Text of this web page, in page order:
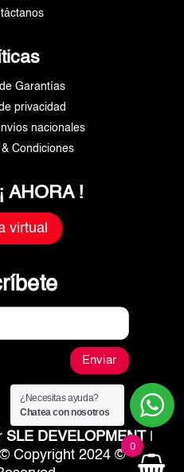
Garantías
privacidad
nacionales
Condiciones
AHORA !
virtual
Enviar
SLE DEVELOPMENT
Copyright 2024 © All
¿Necesitas ayuda?
Chatea con nosotros
0